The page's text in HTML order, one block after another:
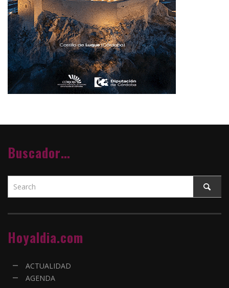
Buscador…
Hoyaldia.com
ACTUALIDAD
AGENDA